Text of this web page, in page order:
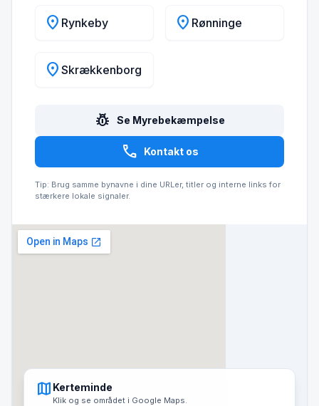
location_on Rynkeby location_on Rønninge
location_on Skrækkenborg
pest_control Se Myrebekæmpelse
call Kontakt os
Tip: Brug samme bynavne i dine URLer, titler og interne links for
stærkere lokale signaler.
map Kerteminde
Klik og se området i Google Maps.